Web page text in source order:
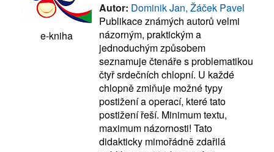
e-kniha
Autor: Dominik Jan, Žáček Pavel
Publikace známých autorů velmi
názorným, praktickým a
jednoduchým způsobem
seznamuje čtenáře s problematikou
čtyř srdečních chlopní. U každé
chlopně zmiňuje možné typy
postižení a operací, které tato
postižení řeší. Minimum textu,
maximum názornosti! Tato
didakticky mimořádně zdařilá